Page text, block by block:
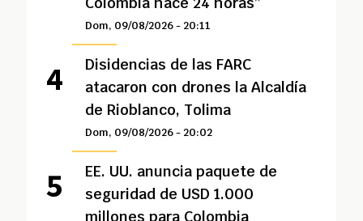
Dom, 09/08/2026 - 20:11
Disidencias de las FARC
atacaron con drones la Alcaldía
de Rioblanco, Tolima
Dom, 09/08/2026 - 20:02
EE. UU. anuncia paquete de
seguridad de USD 1.000
millones para Colombia